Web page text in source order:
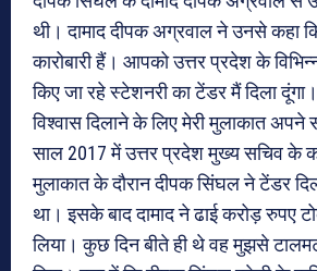
थी। दामाद दीपक अग्रवाल ने उनसे कहा
कारोबारी हैं। आपको उत्तर प्रदेश के
किए जा रहे स्टेशनरी का टेंडर मैं दिला
विश्वास दिलाने के लिए मेरी मुलाकात
साल 2017 में उत्तर प्रदेश मुख्य सचिव के
मुलाकात के दौरान दीपक सिंघल ने टेंडर
था। इसके बाद दामाद ने ढाई करोड़ रुपए
लिया। कुछ दिन बीते ही थे वह मुझसे